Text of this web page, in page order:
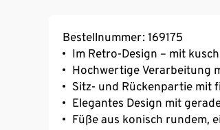
Bestellnummer: 169175
Im Retro-Design – mit
Hochwertige Verarbeitung
Sitz- und Rückenpartie mit
Elegantes Design mit
Füße aus konisch rundem,